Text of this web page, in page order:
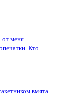
от меня
Кто
вмята